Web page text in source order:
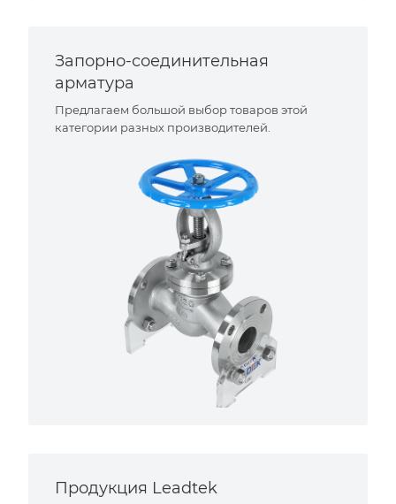
Запорно-соединительная
арматура
Предлагаем большой выбор товаров этой
категории разных производителей.
Продукция Leadtek